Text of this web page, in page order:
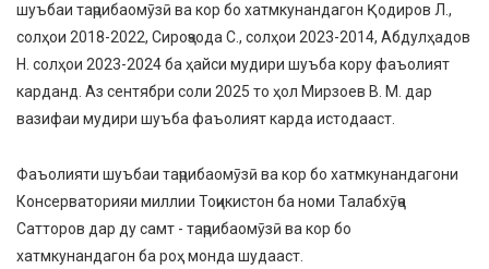
шуъбаи таҷрибаомӯзӣ ва кор бо хатмкунандагон Қодиров Л.,
солҳои 2018-2022, Сироҷзода С., солҳои 2023-2014, Абдулҳадов
Н. солҳои 2023-2024 ба ҳайси мудири шуъба кору фаъолият
карданд. Аз сентябри соли 2025 то ҳол Мирзоев В. М. дар
вазифаи мудири шуъба фаъолият карда истодааст.
Фаъолияти шуъбаи таҷрибаомӯзӣ ва кор бо хатмкунандагони
Консерваторияи миллии Тоҷикистон ба номи Талабхӯҷа
Сатторов дар ду самт - таҷрибаомӯзӣ ва кор бо
хатмкунандагон ба роҳ монда шудааст.